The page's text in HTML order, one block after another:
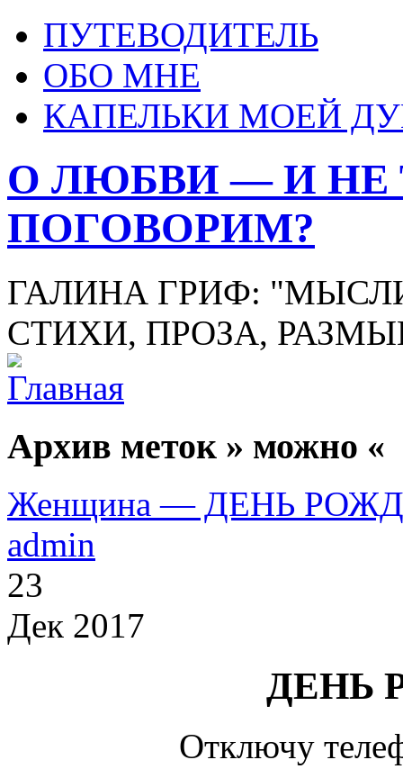
ПУТЕВОДИТЕЛЬ
ОБО МНЕ
КАПЕЛЬКИ МОЕЙ
О ЛЮБВИ — И НЕ
ПОГОВОРИМ?
ГАЛИНА ГРИФ:
СТИХИ, ПРОЗА,
Архив меток » можно «
Женщина — ДЕНЬ
admin
23
Дек 2017
ДЕНЬ
Отключу